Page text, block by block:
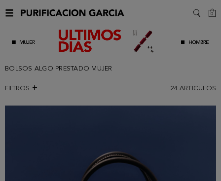
0
BOLSOS ALGO PRESTADO MUJER
FILTROS 24 ARTICULOS